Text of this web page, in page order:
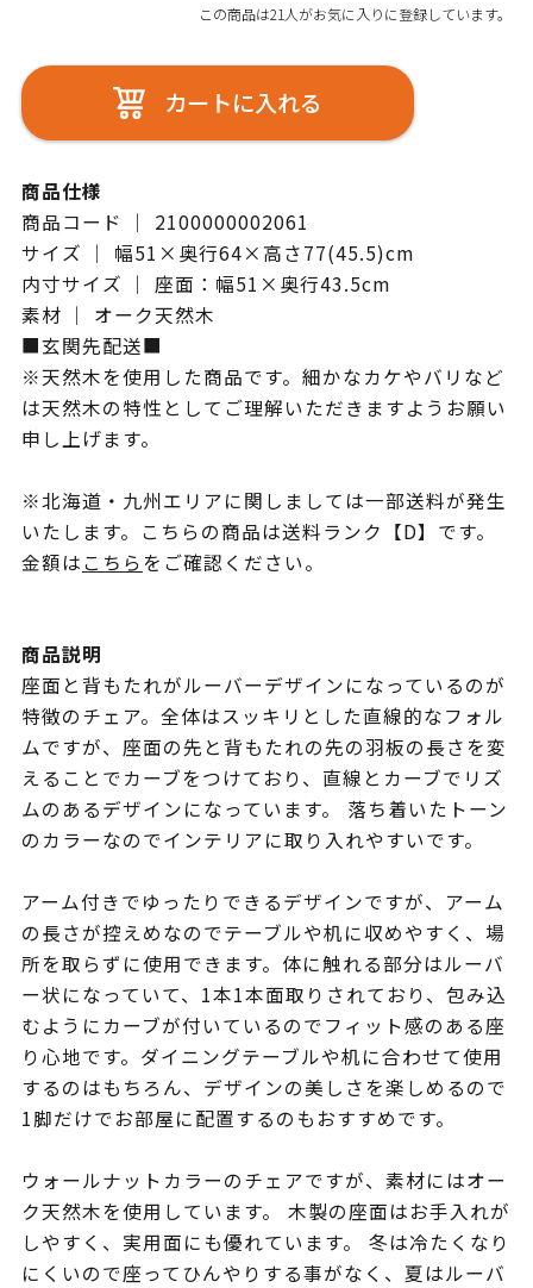
この商品は21人がお気に入りに登録しています。
カートに入れる
商品仕様
商品コード ｜ 2100000002061
サイズ ｜ 幅51×奥行64×高さ77(45.5)cm
内寸サイズ ｜ 座面：幅51×奥行43.5cm
素材 ｜ オーク天然木
■玄関先配送■
※天然木を使用した商品です。細かなカケやバリなど
は天然木の特性としてご理解いただきますようお願い
申し上げます。
※北海道・九州エリアに関しましては一部送料が発生
いたします。こちらの商品は送料ランク【D】です。
金額はこちらをご確認ください。
商品説明
座面と背もたれがルーバーデザインになっているのが
特徴のチェア。全体はスッキリとした直線的なフォル
ムですが、座面の先と背もたれの先の羽板の長さを変
えることでカーブをつけており、直線とカーブでリズ
ムのあるデザインになっています。 落ち着いたトーン
のカラーなのでインテリアに取り入れやすいです。
アーム付きでゆったりできるデザインですが、アーム
の長さが控えめなのでテーブルや机に収めやすく、場
所を取らずに使用できます。体に触れる部分はルーバ
ー状になっていて、1本1本面取りされており、包み込
むようにカーブが付いているのでフィット感のある座
り心地です。ダイニングテーブルや机に合わせて使用
するのはもちろん、デザインの美しさを楽しめるので
1脚だけでお部屋に配置するのもおすすめです。
ウォールナットカラーのチェアですが、素材にはオー
ク天然木を使用しています。 木製の座面はお手入れが
しやすく、実用面にも優れています。 冬は冷たくなり
にくいので座ってひんやりする事がなく、夏はルーバ